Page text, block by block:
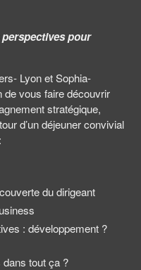
pour
Lyon et Sophia-
de vous faire découvrir
stratégique,
d’un déjeuner convivial
du dirigeant
: développement ?
tout ça ?